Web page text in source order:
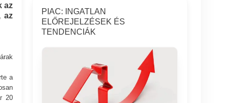
az
az
a
20
PIAC: INGATLAN
ELŐREJELZÉSEK ÉS
TENDENCIÁK